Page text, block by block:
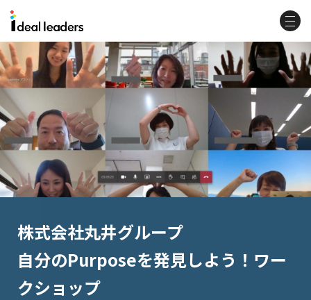
株式会社丸井グループ
自分のPurposeを発見しよう！ワー
クショップ